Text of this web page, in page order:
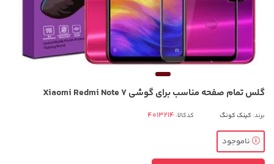
گلس تمام صفحه مناسب برای گوشی Xiaomi Redmi Note 7
برند: کینک کونگ کدکالا:
ناموجود